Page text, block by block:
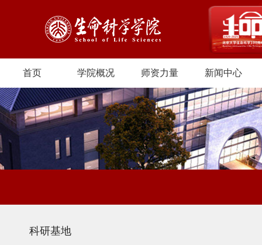
首页 学院概况 师资力量 新闻中心
科研基地